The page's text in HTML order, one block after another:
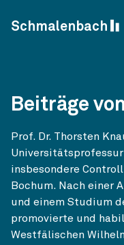
Schmalenbach
Beiträge
Prof. Dr. Thorsten
insbesondere
Bochum. Nach einer
und einem Studium
promovierte und
Westfälischen